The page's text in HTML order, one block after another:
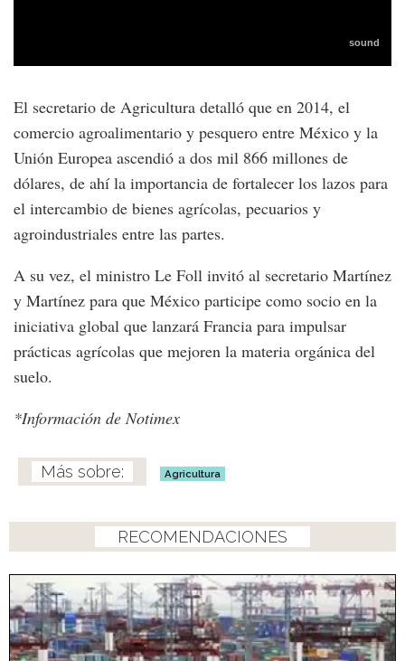
El secretario de Agricultura detalló que en 2014, el
comercio agroalimentario y pesquero entre México y la
Unión Europea ascendió a dos mil 866 millones de
dólares, de ahí la importancia de fortalecer los lazos para
el intercambio de bienes agrícolas, pecuarios y
agroindustriales entre las partes.
A su vez, el ministro Le Foll invitó al secretario Martínez
y Martínez para que México participe como socio en la
iniciativa global que lanzará Francia para impulsar
prácticas agrícolas que mejoren la materia orgánica del
suelo.
*Información de Notimex
Agricultura
RECOMENDACIONES